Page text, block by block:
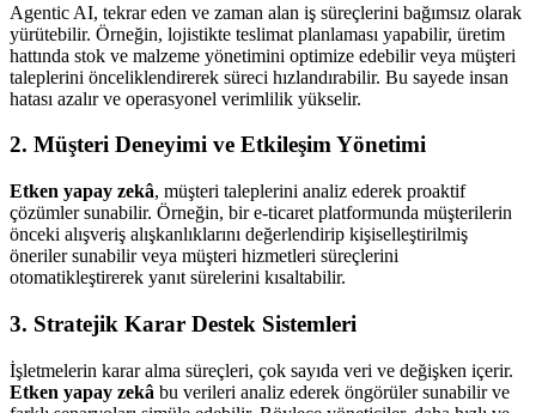
Agentic AI, tekrar eden ve zaman alan iş süreçlerini bağımsız olarak
yürütebilir. Örneğin, lojistikte teslimat planlaması yapabilir, üretim
hattında stok ve malzeme yönetimini optimize edebilir veya müşteri
taleplerini önceliklendirerek süreci hızlandırabilir. Bu sayede insan
hatası azalır ve operasyonel verimlilik yükselir.
2. Müşteri Deneyimi ve Etkileşim Yönetimi
Etken yapay zekâ, müşteri taleplerini analiz ederek proaktif
çözümler sunabilir. Örneğin, bir e-ticaret platformunda müşterilerin
önceki alışveriş alışkanlıklarını değerlendirip kişiselleştirilmiş
öneriler sunabilir veya müşteri hizmetleri süreçlerini
otomatikleştirerek yanıt sürelerini kısaltabilir.
3. Stratejik Karar Destek Sistemleri
İşletmelerin karar alma süreçleri, çok sayıda veri ve değişken içerir.
Etken yapay zekâ bu verileri analiz ederek öngörüler sunabilir ve